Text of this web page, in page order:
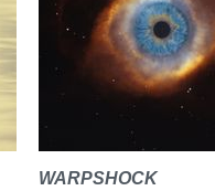
WARPSHOCK